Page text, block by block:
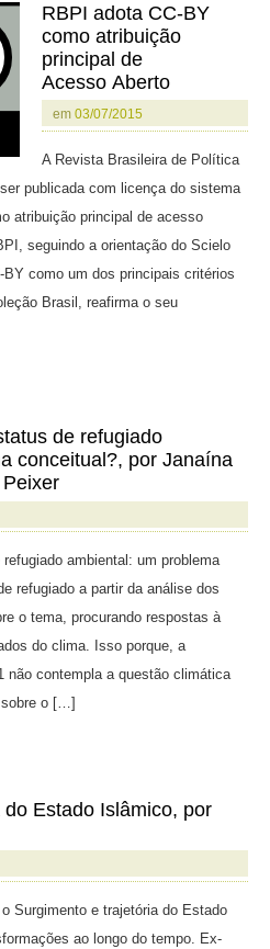
RBPI adota CC-BY
como atribuição
principal de
Acesso Aberto
em 03/07/2015
A Revista Brasileira de Política
publicada com licença do sistema
atribuição principal de acesso
seguindo a orientação do Scielo
como um dos principais critérios
Brasil, reafirma o seu
de refugiado
conceitual?, por Janaína
ambiental: um problema
refugiado a partir da análise dos
o tema, procurando respostas à
do clima. Isso porque, a
não contempla a questão climática
sobre o […]
Estado Islâmico, por
Surgimento e trajetória do Estado
ao longo do tempo. Ex-